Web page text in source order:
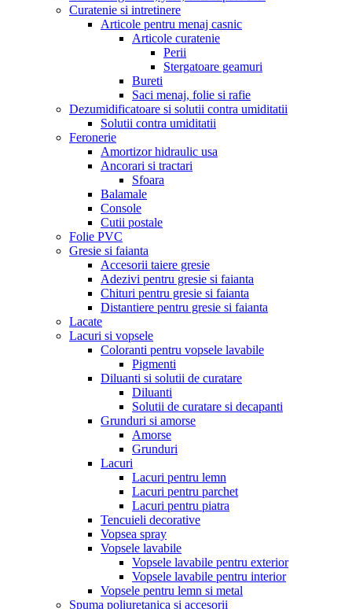
Curatenie si intretinere
Articole pentru menaj casnic
Articole curatenie
Perii
Stergatoare geamuri
Bureti
Saci menaj, folie si rafie
Dezumidificatoare si solutii contra umiditatii
Solutii contra umiditatii
Feronerie
Amortizor hidraulic usa
Ancorari si tractari
Sfoara
Balamale
Console
Cutii postale
Folie PVC
Gresie si faianta
Accesorii taiere gresie
Adezivi pentru gresie si faianta
Chituri pentru gresie si faianta
Distantiere pentru gresie si faianta
Lacate
Lacuri si vopsele
Coloranti pentru vopsele lavabile
Pigmenti
Diluanti si solutii de curatare
Diluanti
Solutii de curatare si decapanti
Grunduri si amorse
Amorse
Grunduri
Lacuri
Lacuri pentru lemn
Lacuri pentru parchet
Lacuri pentru piatra
Tencuieli decorative
Vopsea spray
Vopsele lavabile
Vopsele lavabile pentru exterior
Vopsele lavabile pentru interior
Vopsele pentru lemn si metal
Spuma poliuretanica si accesorii